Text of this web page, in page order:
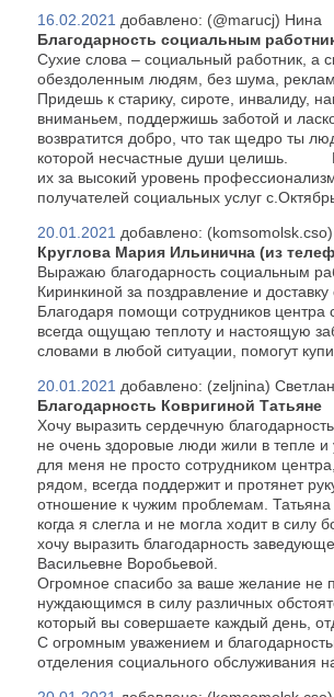
16.02.2021 добавлено: (@marucj) Нина
Благодарность социальным
Сухие слова – социальный работник, а
обездоленным людям, без шума,
Придешь к старику, сироте, инвалиду,
вниманьем, поддержишь заботой и
возвратится добро, что так щедро ты
которой несчастные души целишь.
их за высокий уровень
получателей социальных услуг
20.01.2021 добавлено:
Круглова Мария Ильинична (из
Выражаю благодарность социальным
Киринкиной за поздравление и
Благодаря помощи сотрудников
всегда ощущаю теплоту и настоящую
словами в любой ситуации, помогут
20.01.2021 добавлено: (zeljnina)
Благодарность Ковригиной Татьяне
Хочу выразить сердечную
не очень здоровые люди жили в тепле и
для меня не просто сотрудником
рядом, всегда поддержит и протянет
отношение к чужим проблемам.
когда я слегла и не могла ходит в силу
хочу выразить благодарность
Васильевне Воробьевой.
Огромное спасибо за ваше желание не
нуждающимся в силу различных
который вы совершаете каждый день,
С огромным уважением и
отделения социального обслуживания